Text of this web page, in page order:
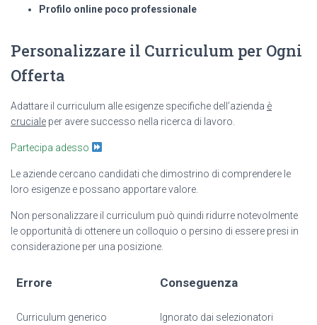
Profilo online poco professionale
Personalizzare il Curriculum per Ogni
Offerta
Adattare il curriculum alle esigenze specifiche dell’azienda è
cruciale per avere successo nella ricerca di lavoro.
Partecipa adesso
Le aziende cercano candidati che dimostrino di comprendere le
loro esigenze e possano apportare valore.
Non personalizzare il curriculum può quindi ridurre notevolmente
le opportunità di ottenere un colloquio o persino di essere presi in
considerazione per una posizione.
Errore Conseguenza
Curriculum generico Ignorato dai selezionatori